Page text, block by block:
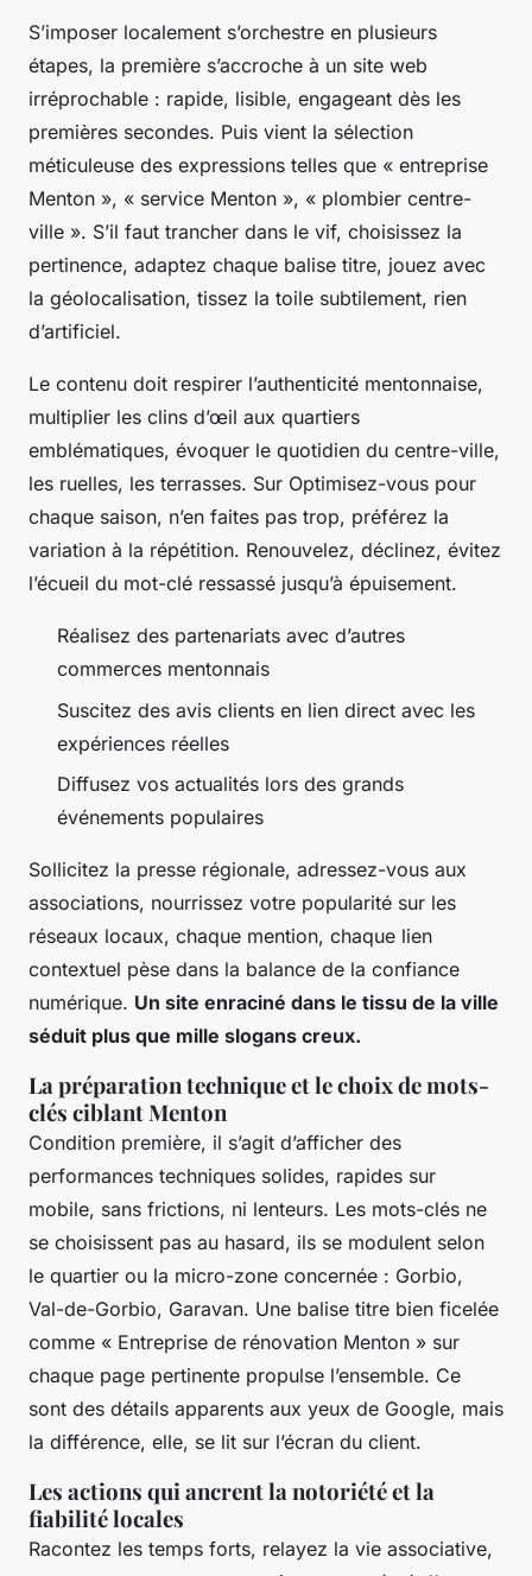
S’imposer localement s’orchestre en plusieurs
étapes, la première s’accroche à un site web
irréprochable : rapide, lisible, engageant dès les
premières secondes. Puis vient la sélection
méticuleuse des expressions telles que « entreprise
Menton », « service Menton », « plombier centre-
ville ». S’il faut trancher dans le vif, choisissez la
pertinence, adaptez chaque balise titre, jouez avec
la géolocalisation, tissez la toile subtilement, rien
d’artificiel.
Le contenu doit respirer l’authenticité mentonnaise,
multiplier les clins d’œil aux quartiers
emblématiques, évoquer le quotidien du centre-ville,
les ruelles, les terrasses. Sur Optimisez-vous pour
chaque saison, n’en faites pas trop, préférez la
variation à la répétition. Renouvelez, déclinez, évitez
l’écueil du mot-clé ressassé jusqu’à épuisement.
Réalisez des partenariats avec d’autres
commerces mentonnais
Suscitez des avis clients en lien direct avec les
expériences réelles
Diffusez vos actualités lors des grands
événements populaires
Sollicitez la presse régionale, adressez-vous aux
associations, nourrissez votre popularité sur les
réseaux locaux, chaque mention, chaque lien
contextuel pèse dans la balance de la confiance
numérique. Un site enraciné dans le tissu de la ville
séduit plus que mille slogans creux.
La préparation technique et le choix de mots-
clés ciblant Menton
Condition première, il s’agit d’afficher des
performances techniques solides, rapides sur
mobile, sans frictions, ni lenteurs. Les mots-clés ne
se choisissent pas au hasard, ils se modulent selon
le quartier ou la micro-zone concernée : Gorbio,
Val-de-Gorbio, Garavan. Une balise titre bien ficelée
comme « Entreprise de rénovation Menton » sur
chaque page pertinente propulse l’ensemble. Ce
sont des détails apparents aux yeux de Google, mais
la différence, elle, se lit sur l’écran du client.
Les actions qui ancrent la notoriété et la
fiabilité locales
Racontez les temps forts, relayez la vie associative,